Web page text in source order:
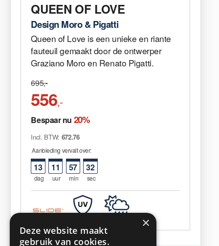
QUEEN OF LOVE
Design Moro & Pigatti
Queen of Love is een unieke en riante
fauteuil gemaakt door de ontwerper
Graziano Moro en Renato Pigatti.
695,-
556,-
Bespaar nu 20%
Incl. BTW: 672.76
Aanbieding vervalt over:
13
dag
11
uur
57
min
32
sec
×
Deze website maakt
gebruik van cookies.